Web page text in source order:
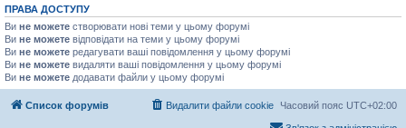
ПРАВА ДОСТУПУ
Ви не можете створювати нові теми у цьому форумі
Ви не можете відповідати на теми у цьому форумі
Ви не можете редагувати ваші повідомлення у цьому форумі
Ви не можете видаляти ваші повідомлення у цьому форумі
Ви не можете додавати файли у цьому форумі
Список форумів Часовий пояс UTC+02:00
Видалити файли cookie